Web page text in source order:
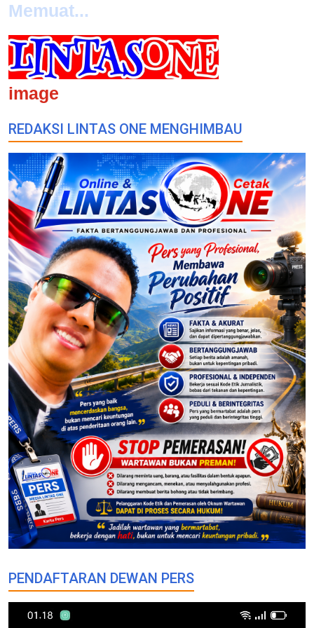
Memuat...
image
REDAKSI LINTAS ONE MENGHIMBAU
PENDAFTARAN DEWAN PERS